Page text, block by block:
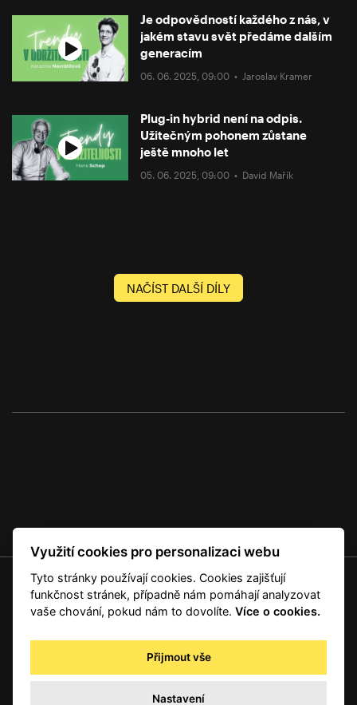
Je odpovědností každého z nás, v
jakém stavu svět předáme dalším
generacím
06. 06. 2025, 09:00 • Jaroslav Kramer
Plug-in hybrid není na odpis.
Užitečným pohonem zůstane
ještě mnoho let
05. 06. 2025, 09:00 • David Mařík
NAČÍST DALŠÍ DÍLY
© 2001 — 2026 Copyright CMI News a dodavatelé obsahu. |
Autorská práva
Zpracování osobních údajů - registrovaní a předplatitelé
Zpracování osobních údajů pro novinářské a další účely
Obchodní podmínky
Využití cookies pro personalizaci webu
Tyto stránky používají cookies. Cookies zajišťují
funkčnost stránek, případně nám pomáhají analyzovat
vaše chování, pokud nám to dovolíte.Více o cookies.
Přijmout vše
Nastavení